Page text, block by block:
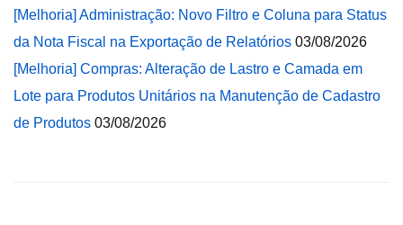
[Melhoria] Administração: Novo Filtro e Coluna para Status
da Nota Fiscal na Exportação de Relatórios 03/08/2026
[Melhoria] Compras: Alteração de Lastro e Camada em
Lote para Produtos Unitários na Manutenção de Cadastro
de Produtos 03/08/2026